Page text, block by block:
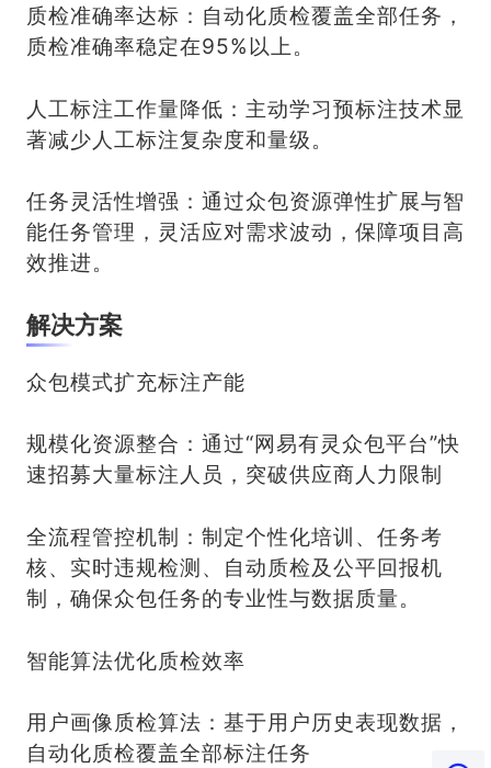
质检准确率达标：自动化质检覆盖全部任务，
质检准确率稳定在95%以上。
人工标注工作量降低：主动学习预标注技术显
著减少人工标注复杂度和量级。
任务灵活性增强：通过众包资源弹性扩展与智
能任务管理，灵活应对需求波动，保障项目高
效推进。
解决方案
众包模式扩充标注产能
规模化资源整合：通过“网易有灵众包平台”快
速招募大量标注人员，突破供应商人力限制
全流程管控机制：制定个性化培训、任务考
核、实时违规检测、自动质检及公平回报机
制，确保众包任务的专业性与数据质量。
智能算法优化质检效率
用户画像质检算法：基于用户历史表现数据，
自动化质检覆盖全部标注任务